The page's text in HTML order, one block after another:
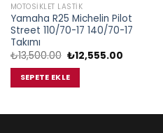
MOTOSIKLET LASTIK
Yamaha R25 Michelin Pilot
Street 110/70-17 140/70-17
Takımı
₺13,500.00 Orijinal
fiyat:
₺13,500.00.
₺12,555.00Şu
SEPETE EKLE